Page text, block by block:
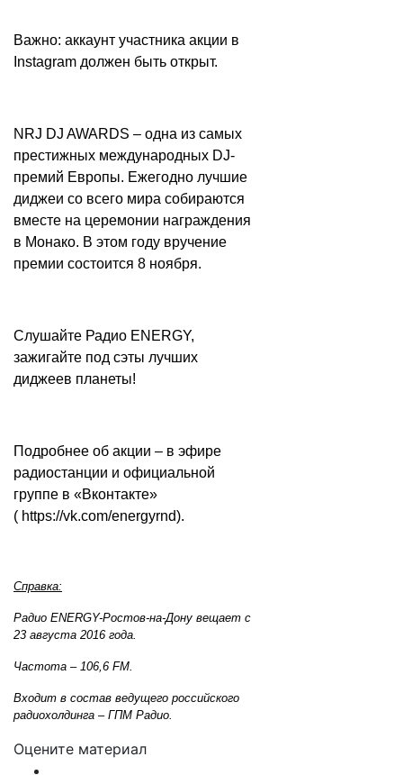
Важно: аккаунт участника акции в
Instagram должен быть открыт.
NRJ DJ AWARDS – одна из самых
престижных международных DJ-
премий Европы. Ежегодно лучшие
диджеи со всего мира собираются
вместе на церемонии награждения
в Монако. В этом году вручение
премии состоится 8 ноября.
Слушайте Радио ENERGY,
зажигайте под сэты лучших
диджеев планеты!
Подробнее об акции – в эфире
радиостанции и официальной
группе в «Вконтакте»
( https://vk.com/energyrnd).
Справка:
Радио ENERGY-Ростов-на-Дону вещает с
23 августа 2016 года.
Частота – 106,6 FM.
Входит в состав ведущего российского
радиохолдинга – ГПМ Радио.
Оцените материал